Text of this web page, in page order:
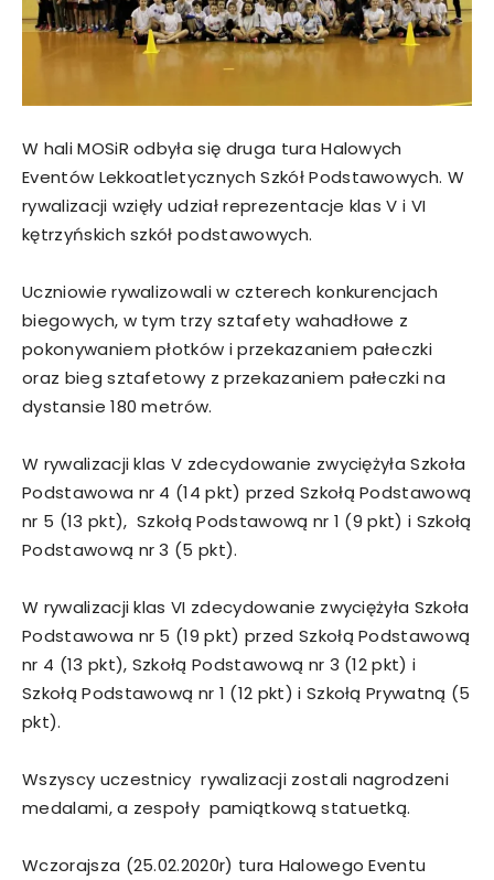
W hali MOSiR odbyła się druga tura Halowych
Eventów Lekkoatletycznych Szkół Podstawowych. W
rywalizacji wzięły udział reprezentacje klas V i VI
kętrzyńskich szkół podstawowych.
Uczniowie rywalizowali w czterech konkurencjach
biegowych, w tym trzy sztafety wahadłowe z
pokonywaniem płotków i przekazaniem pałeczki
oraz bieg sztafetowy z przekazaniem pałeczki na
dystansie 180 metrów.
W rywalizacji klas V zdecydowanie zwyciężyła Szkoła
Podstawowa nr 4 (14 pkt) przed Szkołą Podstawową
nr 5 (13 pkt), Szkołą Podstawową nr 1 (9 pkt) i Szkołą
Podstawową nr 3 (5 pkt).
W rywalizacji klas VI zdecydowanie zwyciężyła Szkoła
Podstawowa nr 5 (19 pkt) przed Szkołą Podstawową
nr 4 (13 pkt), Szkołą Podstawową nr 3 (12 pkt) i
Szkołą Podstawową nr 1 (12 pkt) i Szkołą Prywatną (5
pkt).
Wszyscy uczestnicy rywalizacji zostali nagrodzeni
medalami, a zespoły pamiątkową statuetką.
Wczorajsza (25.02.2020r) tura Halowego Eventu